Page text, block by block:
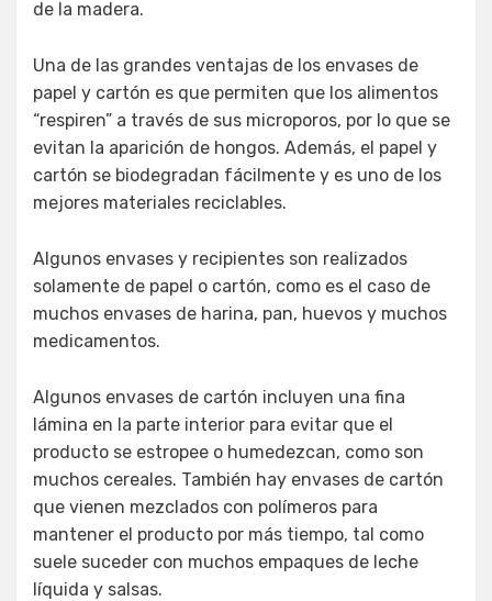
de la madera.
Una de las grandes ventajas de los envases de
papel y cartón es que permiten que los alimentos
“respiren” a través de sus microporos, por lo que se
evitan la aparición de hongos. Además, el papel y
cartón se biodegradan fácilmente y es uno de los
mejores materiales reciclables.
Algunos envases y recipientes son realizados
solamente de papel o cartón, como es el caso de
muchos envases de harina, pan, huevos y muchos
medicamentos.
Algunos envases de cartón incluyen una fina
lámina en la parte interior para evitar que el
producto se estropee o humedezcan, como son
muchos cereales. También hay envases de cartón
que vienen mezclados con polímeros para
mantener el producto por más tiempo, tal como
suele suceder con muchos empaques de leche
líquida y salsas.